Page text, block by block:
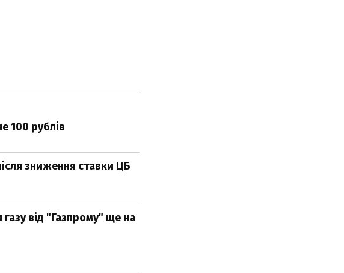
100 рублів
зниження ставки ЦБ
від "Газпрому" ще на